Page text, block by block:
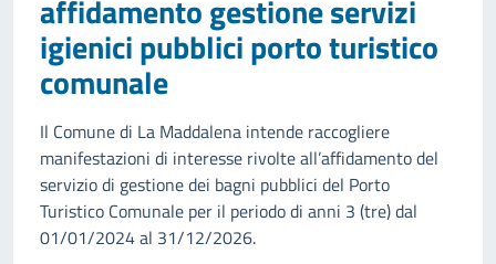
affidamento gestione servizi
igienici pubblici porto turistico
comunale
Il Comune di La Maddalena intende raccogliere
manifestazioni di interesse rivolte all’affidamento del
servizio di gestione dei bagni pubblici del Porto
Turistico Comunale per il periodo di anni 3 (tre) dal
01/01/2024 al 31/12/2026.